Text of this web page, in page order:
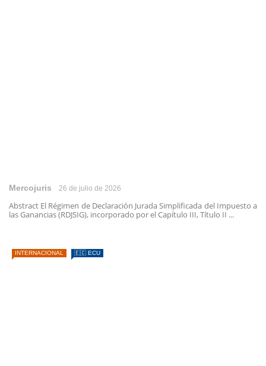
Mercojuris 26 de julio de 2026
Abstract El Régimen de Declaración Jurada Simplificada del Impuesto a
las Ganancias (RDJSIG), incorporado por el Capítulo III, Título II ...
INTERNACIONAL 🇪🇨 ECU